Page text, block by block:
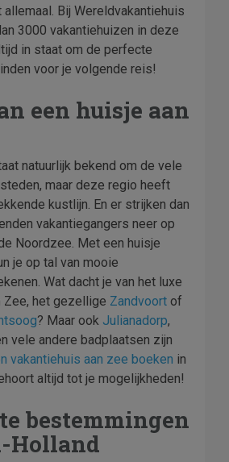
Bij Wereldvakantiehuis
3000 vakantiehuizen in deze
in staat om de perfecte
voor je volgende reis!
een huisje aan
natuurlijk bekend om de vele
maar deze regio heeft
kustlijn. En er strijken dan
vakantiegangers neer op
Noordzee. Met een huisje
je op tal van mooie
Wat dacht je van het luxe
Zee, het gezellige Zandvoort of
? Maar ook Julianadorp,
vele andere badplaatsen zijn
vakantiehuis aan zee boeken in
altijd tot je mogelijkheden!
bestemmingen
Holland